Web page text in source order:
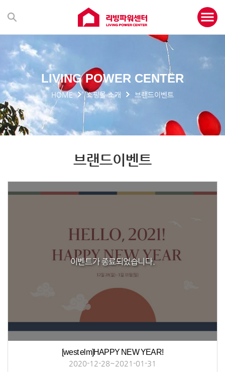
LIVING POWER CENTER
HOME 쇼핑몰 소개 브랜드이벤트
브랜드이벤트
이벤트가 종료되었습니다.
[west elm]HAPPY NEW YEAR!
2020-12-28~2021-01-31